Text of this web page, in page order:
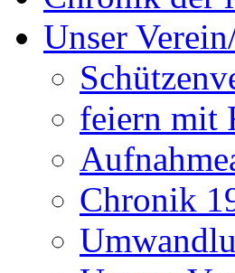
Unser
feiern mit
Chronik